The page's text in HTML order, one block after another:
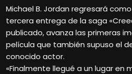
Michael B. Jordan regresará
tercera entrega de la saga
publicado, avanza las primeras
película que también supuso el
conocido actor.
«Finalmente llegué a un lugar en